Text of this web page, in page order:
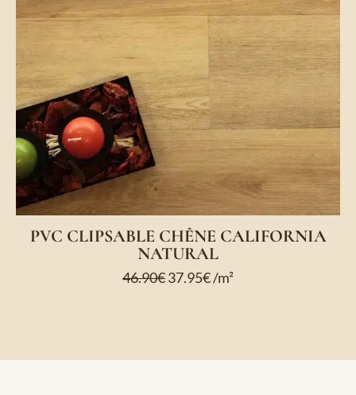
PVC CLIPSABLE CHÊNE CALIFORNIA
NATURAL
46.90€37.95€/m²